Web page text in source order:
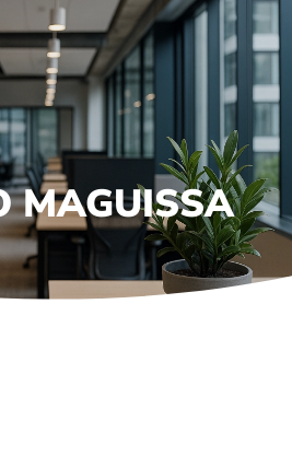
(844) 688-2196
MAGUISSA